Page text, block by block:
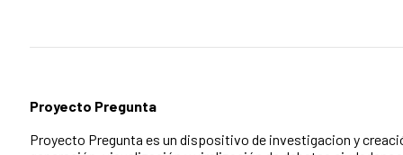
Proyecto Pregunta
Proyecto Pregunta es un dispositivo de investigacion y